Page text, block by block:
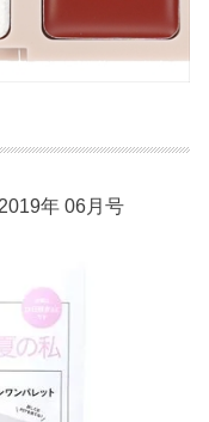
年 06月号